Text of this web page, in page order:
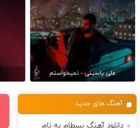
علی یاسینی - نمیخواستم
آهنگ های جدید